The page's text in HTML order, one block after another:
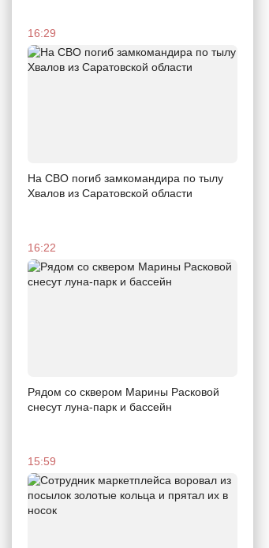
16:29
На СВО погиб замкомандира по тылу
Хвалов из Саратовской области
16:22
Рядом со сквером Марины Расковой
снесут луна-парк и бассейн
15:59